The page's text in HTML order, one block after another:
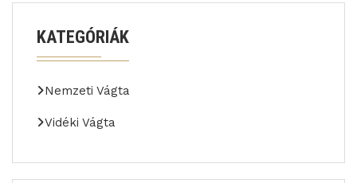
KATEGÓRIÁK
Nemzeti Vágta
Vidéki Vágta